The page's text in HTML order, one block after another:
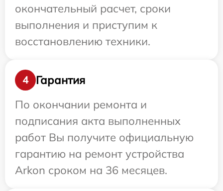
окончательный расчет, сроки
выполнения и приступим к
восстановлению техники.
4
Гарантия
По окончании ремонта и
подписания акта выполненных
работ Вы получите официальную
гарантию на ремонт устройства
Arkon сроком на 36 месяцев.